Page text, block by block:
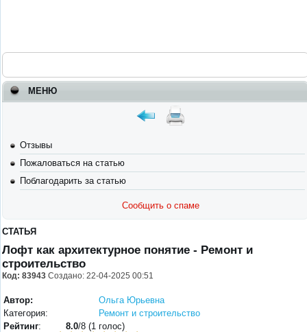
МЕНЮ
Отзывы
Пожаловаться на статью
Поблагодарить за статью
Сообщить о спаме
СТАТЬЯ
Лофт как архитектурное понятие - Ремонт и
строительство
Код: 83943 Создано: 22-04-2025 00:51
Автор:
Ольга Юрьевна
Категория:
Ремонт и строительство
Рейтинг: 8.0/8 (1 голос)